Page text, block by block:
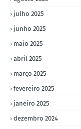
julho 2025
junho 2025
maio 2025
abril 2025
março 2025
fevereiro 2025
janeiro 2025
dezembro 2024